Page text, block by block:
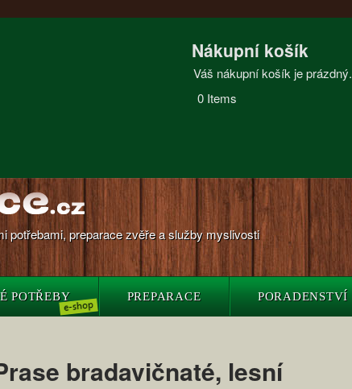
Nákupní košík
Váš nákupní košík je prázdný.
0 Items
potřebami, preparace zvěře a služby myslivosti
POTŘEBY PREPARACE PORADENSTVÍ
bradavičnaté, lesní